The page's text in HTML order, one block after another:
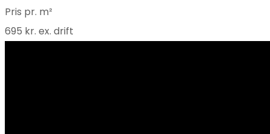
Pris pr. m²
695 kr. ex. drift